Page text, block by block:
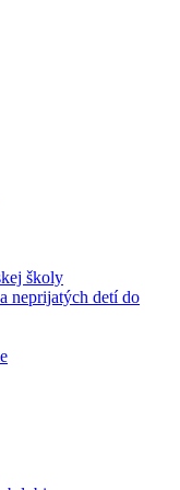
školy
neprijatých detí do